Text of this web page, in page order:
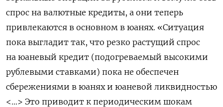
спрос на валютные кредиты, а они теперь
привлекаются в основном в юанях. «Ситуация
пока выгладит так, что резко растущий спрос
на юаневый кредит (подогреваемый высокими
рублевыми ставками) пока не обеспечен
сбережениями в юанях и юаневой ликвидностью
<…> Это приводит к периодическим шокам